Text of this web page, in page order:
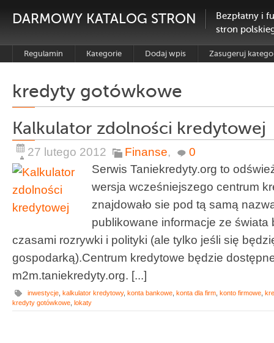
DARMOWY KATALOG STRON
Bezpłatny i
stron
Regulamin Kategorie Dodaj wpis Zasugeruj
kredyty gotówkowe
Kalkulator zdolności kredytowej
27 lutego 2012 Finanse,
0
Serwis Taniekredyty.org to
wersja wcześniejszego centrum
znajdowało sie pod tą samą
publikowane informacje ze świata
czasami rozrywki i polityki (ale tylko jeśli się
gospodarką).Centrum kredytowe będzie
m2m.taniekredyty.org. [...]
inwestycje kalkulator kredytowy, konta bankowe konta dla firm konto firmowe
kredyty gotówkowe lokaty